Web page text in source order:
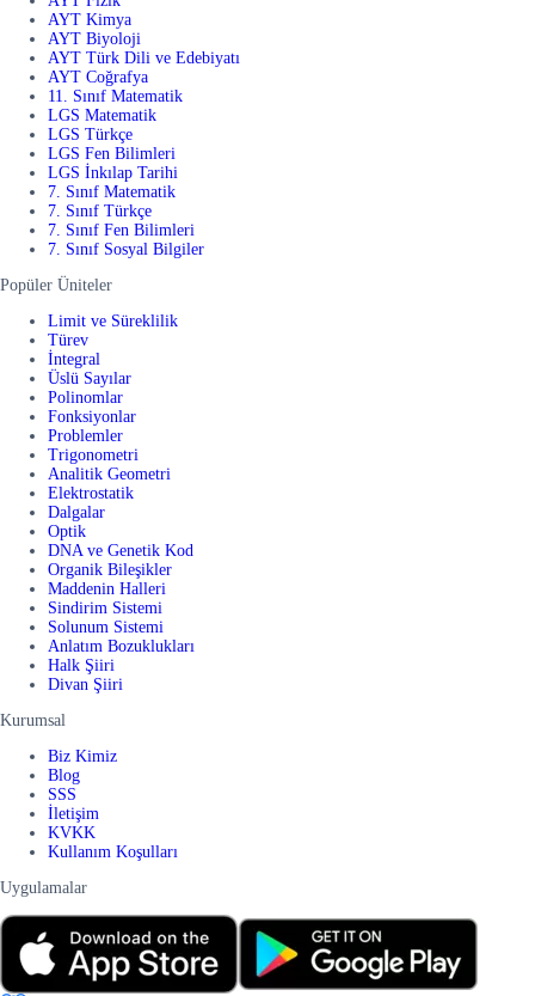
AYT Kimya
AYT Biyoloji
AYT Türk Dili ve Edebiyatı
AYT Coğrafya
11. Sınıf Matematik
LGS Matematik
LGS Türkçe
LGS Fen Bilimleri
LGS İnkılap Tarihi
7. Sınıf Matematik
7. Sınıf Türkçe
7. Sınıf Fen Bilimleri
7. Sınıf Sosyal Bilgiler
Popüler Üniteler
Limit ve Süreklilik
Türev
İntegral
Üslü Sayılar
Polinomlar
Fonksiyonlar
Problemler
Trigonometri
Analitik Geometri
Elektrostatik
Dalgalar
Optik
DNA ve Genetik Kod
Organik Bileşikler
Maddenin Halleri
Sindirim Sistemi
Solunum Sistemi
Anlatım Bozuklukları
Halk Şiiri
Divan Şiiri
Kurumsal
Biz Kimiz
Blog
SSS
İletişim
KVKK
Kullanım Koşulları
Uygulamalar